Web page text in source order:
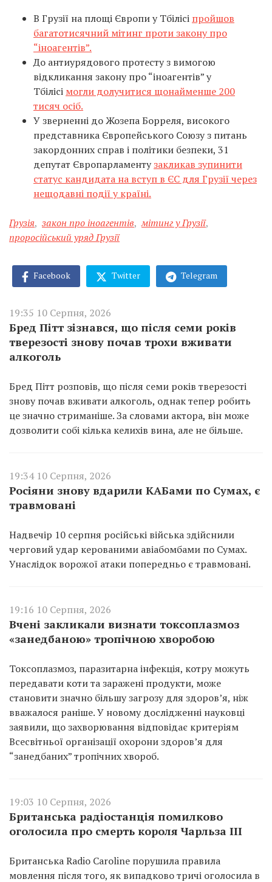
В Грузії на площі Європи у Тбілісі пройшов
багатотисячний мітинг проти закону про
“іноагентів”.
До антиурядового протесту з вимогою
відкликання закону про “іноагентів” у
Тбілісі могли долучитися щонайменше 200
тисяч осіб.
У зверненні до Жозепа Борреля, високого
представника Європейського Союзу з питань
закордонних справ і політики безпеки, 31
депутат Європарламентузакликав зупинити
статус кандидата на вступ в ЄС для Грузії через
нещодавні події у країні.
Грузія, закон про іноагентів, мітинг у Грузії,
проросійський уряд Грузії
Facebook Twitter Telegram
19:35 10 Серпня, 2026
Бред Пітт зізнався, що після семи років
тверезості знову почав трохи вживати
алкоголь
Бред Пітт розповів, що після семи років тверезості
знову почав вживати алкоголь, однак тепер робить
це значно стриманіше. За словами актора, він може
дозволити собі кілька келихів вина, але не більше.
19:34 10 Серпня, 2026
Росіяни знову вдарили КАБами по Сумах, є
травмовані
Надвечір 10 серпня російські війська здійснили
черговий удар керованими авіабомбами по Сумах.
Унаслідок ворожої атаки попередньо є травмовані.
19:16 10 Серпня, 2026
Вчені закликали визнати токсоплазмоз
«занедбаною» тропічною хворобою
Токсоплазмоз, паразитарна інфекція, котру можуть
передавати коти та заражені продукти, може
становити значно більшу загрозу для здоров’я, ніж
вважалося раніше. У новому дослідженні науковці
заявили, що захворювання відповідає критеріям
Всесвітньої організації охорони здоров’я для
“занедбаних” тропічних хвороб.
19:03 10 Серпня, 2026
Британська радіостанція помилково
оголосила про смерть короля Чарльза III
Британська Radio Caroline порушила правила
мовлення після того, як випадково тричі оголосила в